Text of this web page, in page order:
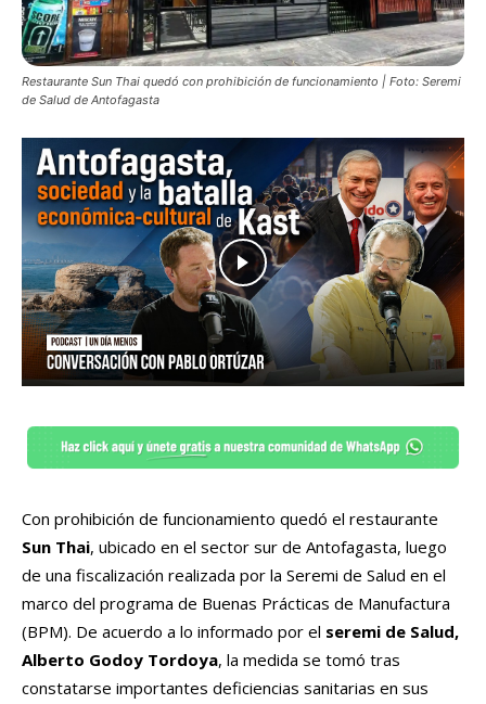
Restaurante Sun Thai quedó con prohibición de funcionamiento | Foto: Seremi
de Salud de Antofagasta
Con prohibición de funcionamiento quedó el restaurante
Sun Thai, ubicado en el sector sur de Antofagasta, luego
de una fiscalización realizada por la Seremi de Salud en el
marco del programa de Buenas Prácticas de Manufactura
(BPM). De acuerdo a lo informado por el seremi de Salud,
Alberto Godoy Tordoya, la medida se tomó tras
constatarse importantes deficiencias sanitarias en sus